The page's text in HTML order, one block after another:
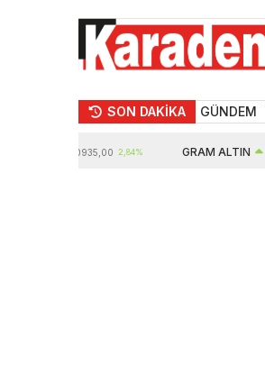
SON DAKİKA GÜNDEM
10935,00 2,84% GRAM ALTIN